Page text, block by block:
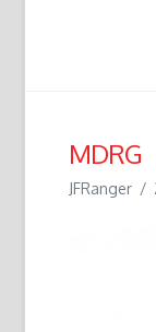
MDRG
JFRanger